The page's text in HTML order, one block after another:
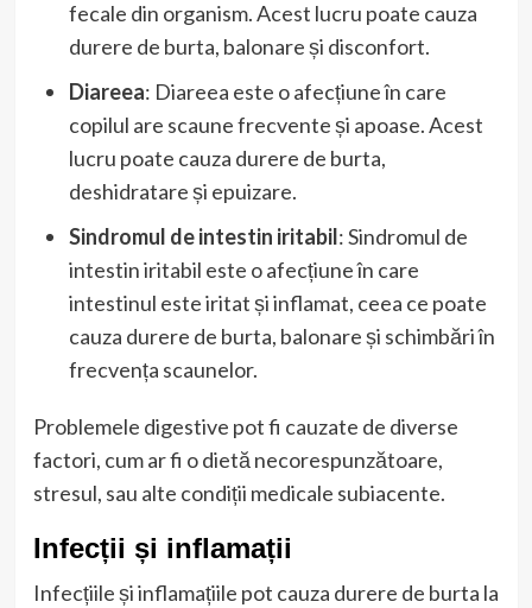
fecale din organism. Acest lucru poate cauza
durere de burta, balonare și disconfort.
Diareea: Diareea este o afecțiune în care
copilul are scaune frecvente și apoase. Acest
lucru poate cauza durere de burta,
deshidratare și epuizare.
Sindromul de intestin iritabil: Sindromul de
intestin iritabil este o afecțiune în care
intestinul este iritat și inflamat, ceea ce poate
cauza durere de burta, balonare și schimbări în
frecvența scaunelor.
Problemele digestive pot fi cauzate de diverse
factori, cum ar fi o dietă necorespunzătoare,
stresul, sau alte condiții medicale subiacente.
Infecții și inflamații
Infecțiile și inflamațiile pot cauza durere de burta la